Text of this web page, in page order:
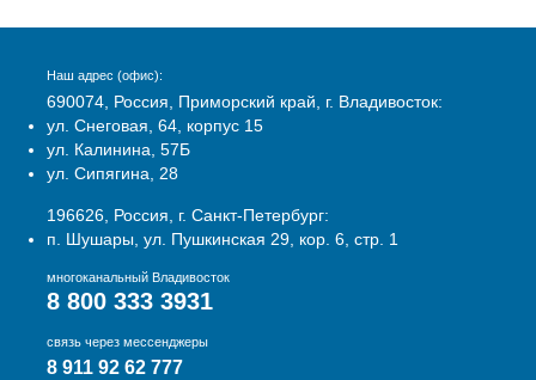
Наш адрес (офис):
690074, Россия, Приморский край, г. Владивосток:
ул. Снеговая, 64, корпус 15
ул. Калинина, 57Б
ул. Сипягина, 28
196626, Россия, г. Санкт-Петербург:
п. Шушары, ул. Пушкинская 29, кор. 6, стр. 1
многоканальный Владивосток
8 800 333 3931
связь через мессенджеры
8 911 92 62 777